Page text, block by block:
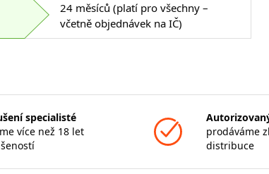
24 měsíců (platí pro všechny –
včetně objednávek na IČ)
specialisté
více než 18 let
prodáváme
distribuce